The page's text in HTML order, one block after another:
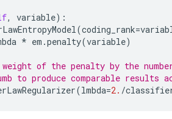
, variable):
(coding_rank=
* em .penalty(variable)
of the penalty by the
to produce comparable results
(lmbda=2. /